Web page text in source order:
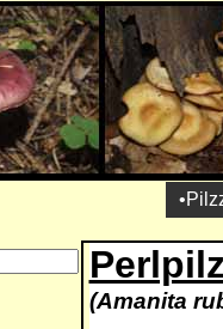
Perlpilz
(Amanita